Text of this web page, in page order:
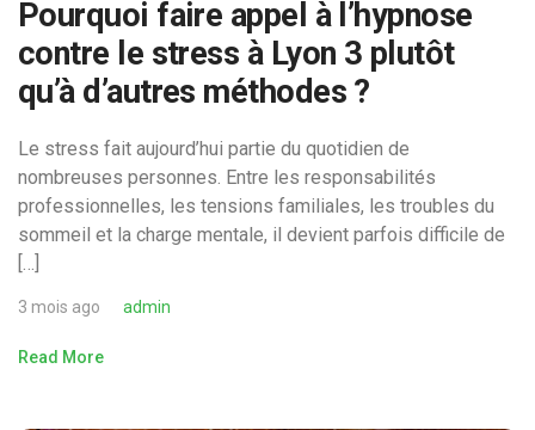
Pourquoi faire appel à l’hypnose
contre le stress à Lyon 3 plutôt
qu’à d’autres méthodes ?
Le stress fait aujourd’hui partie du quotidien de
nombreuses personnes. Entre les responsabilités
professionnelles, les tensions familiales, les troubles du
sommeil et la charge mentale, il devient parfois difficile de
[…]
3 mois ago admin
Read More